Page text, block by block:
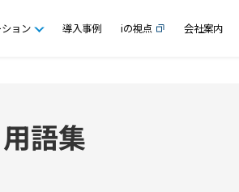
ョン 導入事例 iの視点 会社案内
用語集